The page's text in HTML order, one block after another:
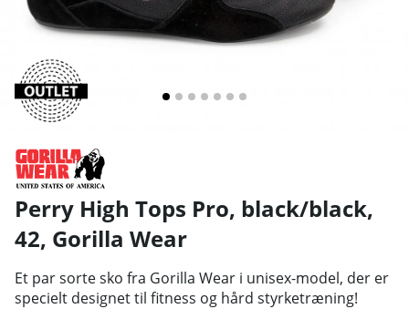
Perry High Tops Pro, black/black,
42, Gorilla Wear
Et par sorte sko fra Gorilla Wear i unisex-model, der er
specielt designet til fitness og hård styrketræning!